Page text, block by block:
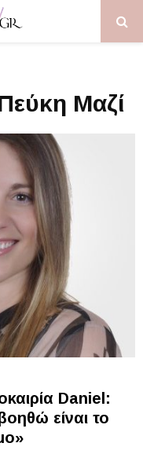
Μαζί
Daniel:
είναι το